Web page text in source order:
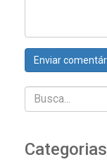
Categorias